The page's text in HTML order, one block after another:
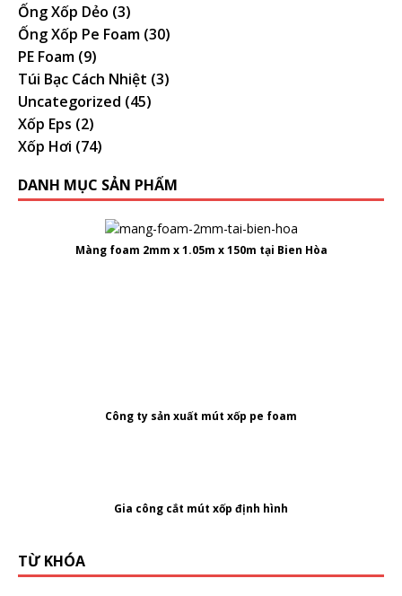
Ống Xốp Dẻo (3)
Ống Xốp Pe Foam (30)
PE Foam (9)
Túi Bạc Cách Nhiệt (3)
Uncategorized (45)
Xốp Eps (2)
Xốp Hơi (74)
DANH MỤC SẢN PHẨM
Màng foam 2mm x 1.05m x 150m tại Bien Hòa
Công ty sản xuất mút xốp pe foam
Gia công cắt mút xốp định hình
TỪ KHÓA